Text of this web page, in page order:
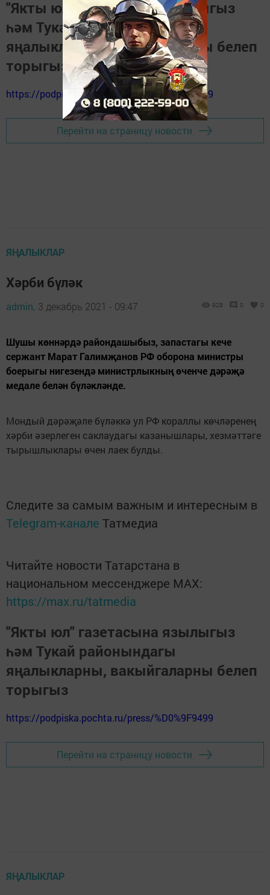
"Якты юл" газетасына язылыгыз
һәм Тукай районындагы
яңалыкларны, вакыйгаларны белеп
торыгыз
https://podpiska.pochta.ru/press/%D0%9F9499
Перейти на страницу новости
ЯҢАЛЫКЛАР
Хәрби бүләк
admin, 3 декабрь 2021 - 09:47 928 0 0
Шушы көннәрдә райондашыбыз, запастагы кече
сержант Марат Галимҗанов РФ оборона министры
боерыгы нигезендә министрлыкның өченче дәрәҗә
медале белән бүләкләнде.
Мондый дәрәҗәле бүләккә ул РФ кораллы көчләренең
хәрби әзерлеген саклаудагы казанышлары, хезмәттәге
тырышлыклары өчен лаек булды.
Следите за самым важным и интересным в
Telegram-канале Татмедиа
Читайте новости Татарстана в
национальном мессенджере MАХ:
https://max.ru/tatmedia
"Якты юл" газетасына язылыгыз
һәм Тукай районындагы
яңалыкларны, вакыйгаларны белеп
торыгыз
https://podpiska.pochta.ru/press/%D0%9F9499
Перейти на страницу новости
ЯҢАЛЫКЛАР